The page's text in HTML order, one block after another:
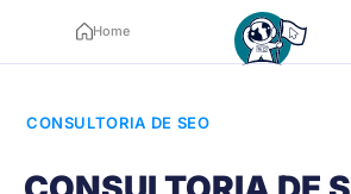
Home
CONSULTORIA DE SEO